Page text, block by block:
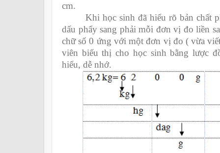
cm.
Khi học sinh đã hiểu rõ bản chất
dấu phẩy sang phải mỗi đơn vị đo liền
chữ số 0 ứng với một đơn vị đo ( vừa
viên biểu thị cho học sinh bằng lược
hiểu, dễ nhớ.